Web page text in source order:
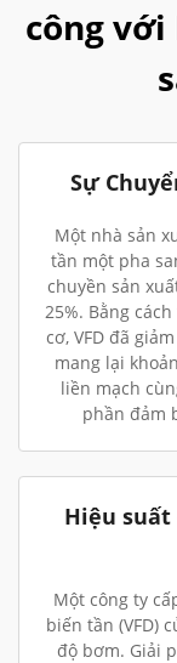
công
Sự
Một nhà sản
tần một pha
chuyền sản
25%. Bằng
cơ, VFD đã
mang lại
liền mạch
phần đảm
Hiệu suất
Một công ty
biến tần (VFD)
độ bơm. Giải